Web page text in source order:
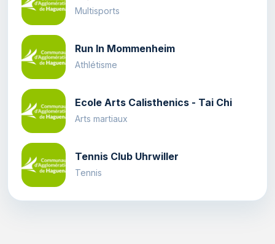
Multisports
Run In Mommenheim
Athlétisme
Ecole Arts Calisthenics - Tai Chi
Arts martiaux
Tennis Club Uhrwiller
Tennis